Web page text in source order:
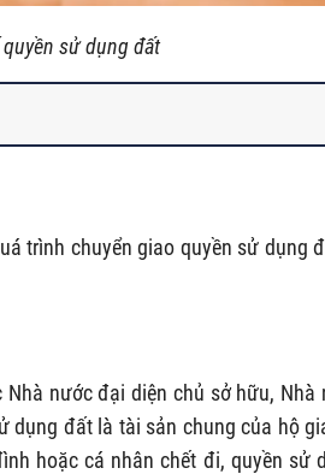
sử dụng đất
trình chuyển giao quyền sử dụng
nước đại diện chủ sở hữu, Nhà
dụng đất là tài sản chung của hộ
hoặc cá nhân chết đi, quyền sử